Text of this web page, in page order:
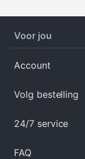
Voor jou
Account
Volg bestelling
24/7 service
FAQ